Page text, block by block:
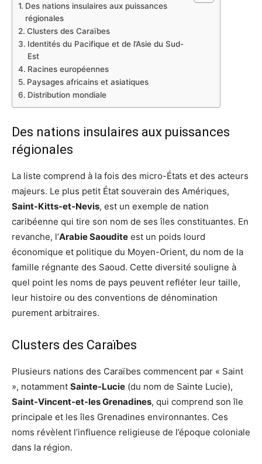
Des nations insulaires aux puissances
régionales
Clusters des Caraïbes
Identités du Pacifique et de l’Asie du Sud-
Est
Racines européennes
Paysages africains et asiatiques
Distribution mondiale
Des nations insulaires aux puissances
régionales
La liste comprend à la fois des micro-États et des acteurs
majeurs. Le plus petit État souverain des Amériques,
Saint-Kitts-et-Nevis, est un exemple de nation
caribéenne qui tire son nom de ses îles constituantes. En
revanche, l’Arabie Saoudite est un poids lourd
économique et politique du Moyen-Orient, du nom de la
famille régnante des Saoud. Cette diversité souligne à
quel point les noms de pays peuvent refléter leur taille,
leur histoire ou des conventions de dénomination
purement arbitraires.
Clusters des Caraïbes
Plusieurs nations des Caraïbes commencent par « Saint
», notamment Sainte-Lucie (du nom de Sainte Lucie),
Saint-Vincent-et-les Grenadines, qui comprend son île
principale et les îles Grenadines environnantes. Ces
noms révèlent l’influence religieuse de l’époque coloniale
dans la région.